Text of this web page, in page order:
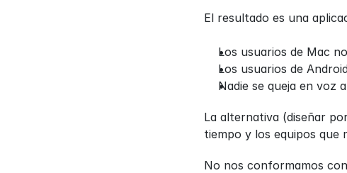
El resultado es una
Los usuarios de Mac
Los usuarios de
Nadie se queja en voz
La alternativa (diseñar
tiempo y los equipos que
No nos conformamos